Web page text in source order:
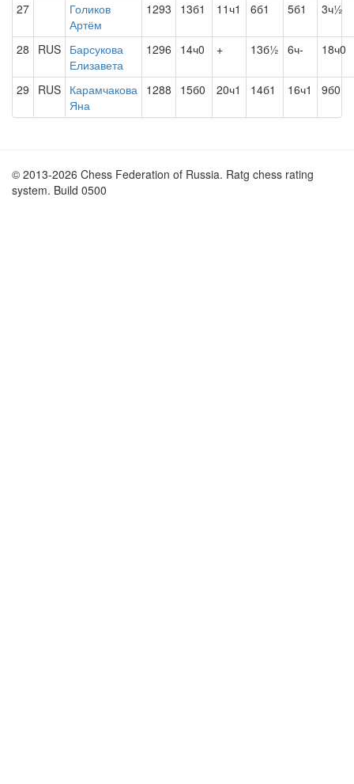
27
Голиков
Артём
1293 13б1 11ч1 6б1 5б1 3ч½
28 RUS Барсукова
Елизавета
1296 14ч0 + 13б½ 6ч- 18ч0
29 RUS Карамчакова
Яна
1288 15б0 20ч1 14б1 16ч1 9б0
© 2013-2026 Chess Federation of Russia. Ratg chess rating
system. Build 0500